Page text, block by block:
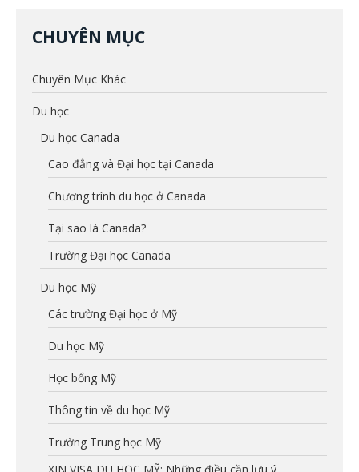
CHUYÊN MỤC
Chuyên Mục Khác
Du học
Du học Canada
Cao đẳng và Đại học tại Canada
Chương trình du học ở Canada
Tại sao là Canada?
Trường Đại học Canada
Du học Mỹ
Các trường Đại học ở Mỹ
Du học Mỹ
Học bổng Mỹ
Thông tin về du học Mỹ
Trường Trung học Mỹ